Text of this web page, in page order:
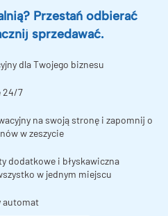
Przestań odbierać
sprzedawać.
dla Twojego biznesu
24/7
na swoją stronę i zapomnij o
w zeszycie
dodatkowe i błyskawiczna
w jednym miejscu
automat